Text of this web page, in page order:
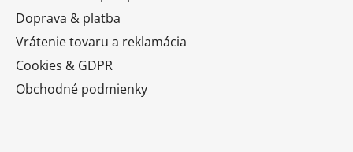
Doprava & platba
Vrátenie tovaru a reklamácia
Cookies & GDPR
Obchodné podmienky